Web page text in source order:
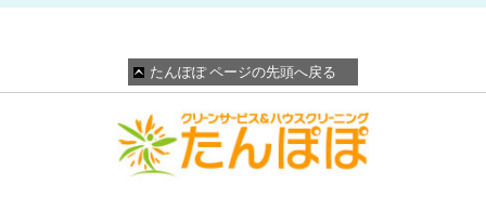
たんぽぽ ページの先頭へ戻る